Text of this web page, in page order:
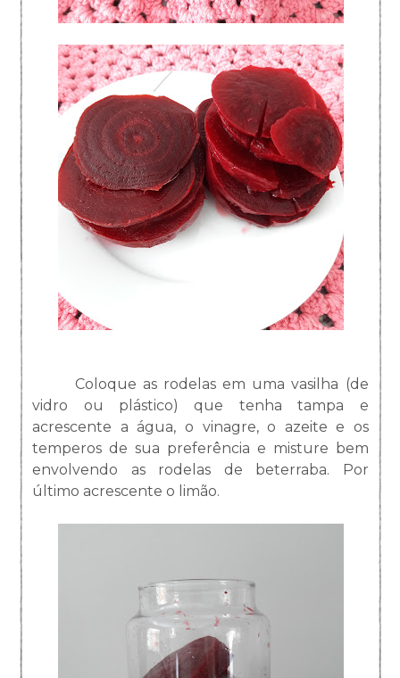
Coloque as rodelas em uma vasilha (de
vidro ou plástico) que tenha tampa e
acrescente a água, o vinagre, o azeite e os
temperos de sua preferência e misture bem
envolvendo as rodelas de beterraba. Por
último acrescente o limão.